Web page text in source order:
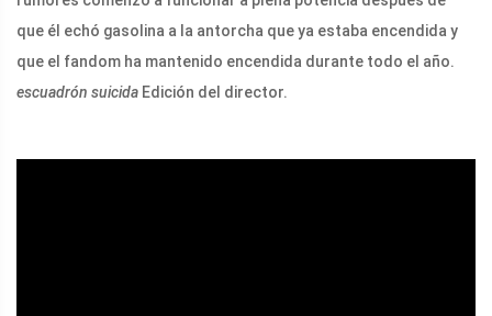
que él echó gasolina a la antorcha que ya estaba encendida y
que el fandom ha mantenido encendida durante todo el año.
escuadrón suicida Edición del director.